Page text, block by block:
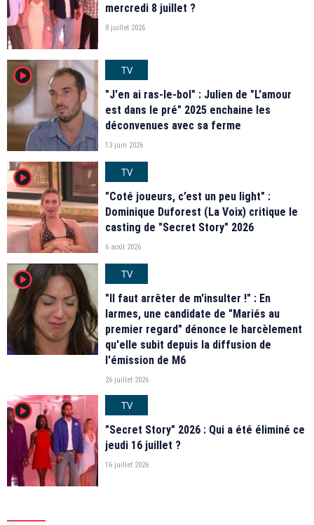
mercredi 8 juillet ?
8 juillet 2026
player2
TV
"J'en ai ras-le-bol" : Julien de "L'amour
est dans le pré" 2025 enchaine les
déconvenues avec sa ferme
13 juin 2026
player2
TV
"Coté joueurs, c’est un peu light" :
Dominique Duforest (La Voix) critique le
casting de "Secret Story" 2026
6 août 2026
player2
TV
"Il faut arrêter de m'insulter !" : En
larmes, une candidate de "Mariés au
premier regard" dénonce le harcèlement
qu'elle subit depuis la diffusion de
l'émission de M6
26 juillet 2026
player2
TV
"Secret Story" 2026 : Qui a été éliminé ce
jeudi 16 juillet ?
16 juillet 2026